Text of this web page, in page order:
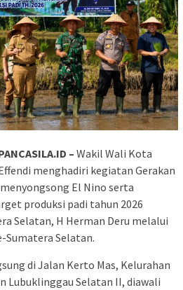
– Wakil Wali Kota
menghadiri kegiatan Gerakan
El Nino serta
produksi padi tahun 2026
Selatan, H Herman Deru melalui
Sumatera Selatan.
di Jalan Kerto Mas, Kelurahan
Lubuklinggau Selatan II, diawali